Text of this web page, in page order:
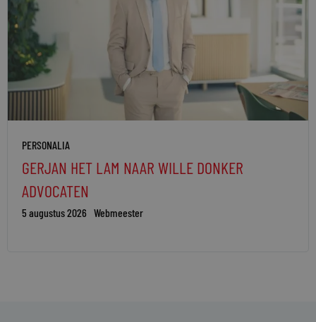
PERSONALIA
GERJAN HET LAM NAAR WILLE DONKER
ADVOCATEN
5 augustus 2026 Webmeester